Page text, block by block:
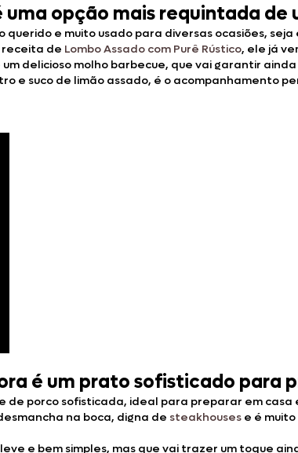
opção mais requintada de
e muito usado para diversas ocasiões, seja
de Lombo Assado com Purê Rústico, ele já
delicioso molho barbecue, que vai garantir ainda
e suco de limão assado, é o acompanhamento
é um prato sofisticado para
de porco sofisticada, ideal para preparar em
na boca, digna de steakhouses e é
e bem simples, mas que vai trazer um toque